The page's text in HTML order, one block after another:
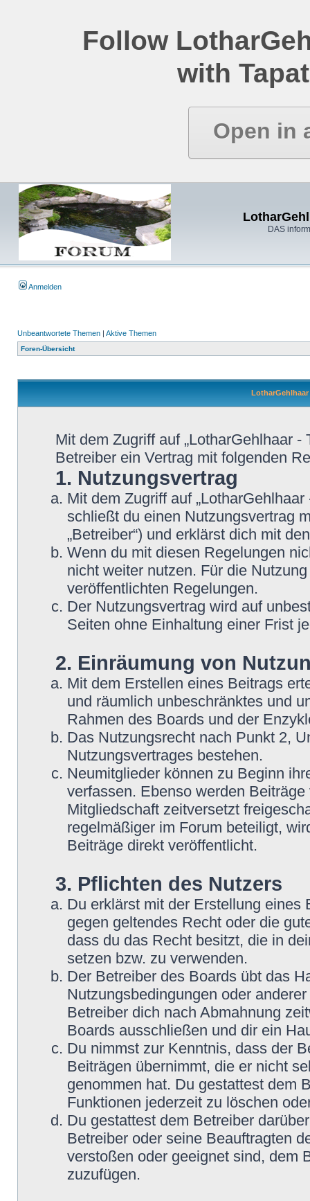
Follow
with
Open in
DAS
Anmelden
Unbeantwortete Themen | Aktive Themen
Foren-Übersicht
Mit dem Zugriff auf „LotharGehlhaar
Betreiber ein Vertrag mit folgenden
1. Nutzungsvertrag
Mit dem Zugriff auf
schließt du einen Nutzungsvertrag
„Betreiber“) und erklärst dich mit
Wenn du mit diesen Regelungen
nicht weiter nutzen. Für die
veröffentlichten Regelungen.
Der Nutzungsvertrag wird auf
Seiten ohne Einhaltung einer Frist
2. Einräumung von
Mit dem Erstellen eines Beitrags
und räumlich unbeschränktes und
Rahmen des Boards und der
Das Nutzungsrecht nach Punkt 2,
Nutzungsvertrages bestehen.
Neumitglieder können zu Beginn
verfassen. Ebenso werden
Mitgliedschaft zeitversetzt
regelmäßiger im Forum beteiligt,
Beiträge direkt veröffentlicht.
3. Pflichten des Nutzers
Du erklärst mit der Erstellung eines
gegen geltendes Recht oder die
dass du das Recht besitzt, die in
setzen bzw. zu verwenden.
Der Betreiber des Boards übt das
Nutzungsbedingungen oder
Betreiber dich nach Abmahnung
Boards ausschließen und dir ein
Du nimmst zur Kenntnis, dass der
Beiträgen übernimmt, die er nicht
genommen hat. Du gestattest dem
Funktionen jederzeit zu löschen
Du gestattest dem Betreiber
Betreiber oder seine Beauftragten
verstoßen oder geeignet sind, dem
zuzufügen.